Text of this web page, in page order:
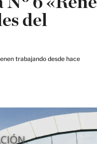
del
trabajando desde hace